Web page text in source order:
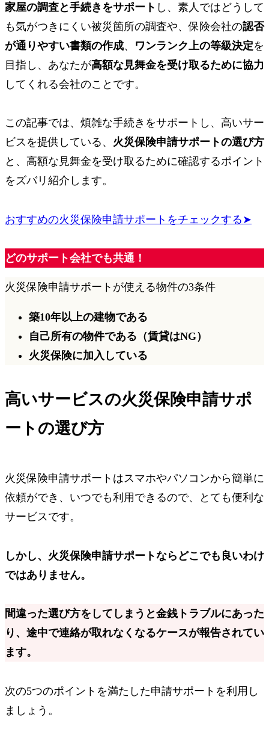
家屋の調査と手続きをサポート し、素人ではどうして
も気がつきにくい被災箇所の調査や、保険会社の認否
が通りやすい書類の作成、 ワンランク上の等級決定を
目指し、 あなたが高額な見舞金を受け取るために協力
してくれる会社のことです。
この記事では、煩雑な手続きをサポートし、高いサー
ビスを提供している、 火災保険申請サポートの選び方
と、高額な見舞金を受け取るために確認するポイント
をズバリ紹介します。
おすすめの火災保険申請サポートをチェックする➤
どのサポート会社でも共通！
火災保険申請サポートが使える物件の3条件
築10年以上の建物である
自己所有の物件である（賃貸はNG）
火災保険に加入 している
高いサービスの火災保険申請サポ
ートの選び方
火災保険申請サポートはスマホやパソコンから簡単に
依頼ができ、いつでも利用できるので、とても便利な
サービスです。
しかし、火災保険申請サポートならどこでも良いわけ
ではありません。
間違った選び方をしてしまうと金銭トラブルにあった
り、 途中で連絡が取れなくなるケースが報告されてい
ます。
次の5つのポイントを満たした申請サポートを利用し
ましょう。